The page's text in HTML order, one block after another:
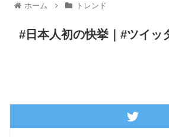
ホーム トレンド
#日本人初の快挙｜#ツイッ